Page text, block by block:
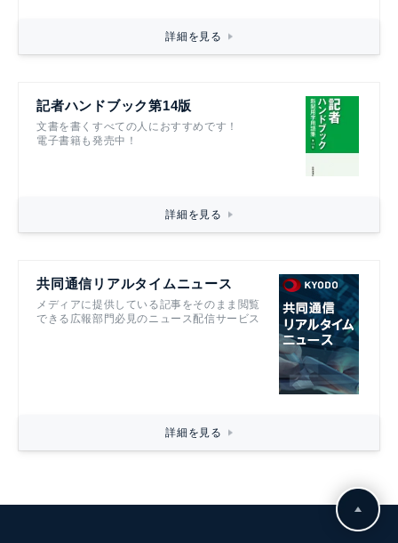
詳細を見る
記者ハンドブック第14版
文書を書くすべての人におすすめです！
電子書籍も発売中！
詳細を見る
共同通信リアルタイムニュース
メディアに提供している記事をそのまま閲覧
できる広報部門必見のニュース配信サービス
詳細を見る